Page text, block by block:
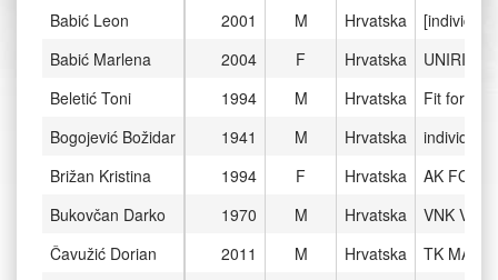
2001
M Hrvatska
[individual]
2004
F Hrvatska
UNIRI
1994
M Hrvatska
Fit for life
1941
M Hrvatska
individual
1994
F Hrvatska
AK
1970
M Hrvatska
VNK
2011
M Hrvatska
TK
Babić Leon
Babić Marlena
Beletić Toni
Bogojević Božidar
Brižan Kristina
Bukovčan Darko
Čavužić Dorian